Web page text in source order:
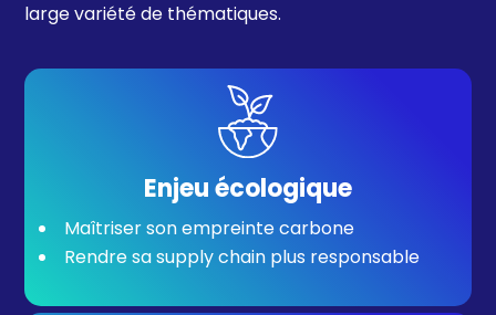
large variété de thématiques.
Enjeu écologique
Maîtriser son empreinte carbone
Rendre sa supply chain plus responsable